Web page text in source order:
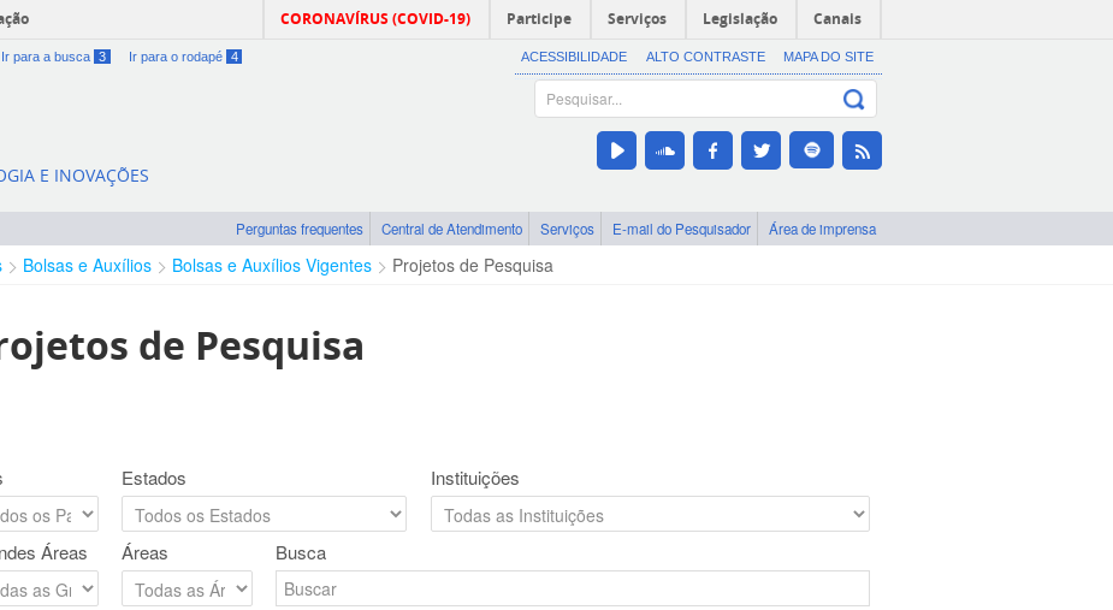
CORONAVÍRUS (COVID-19) Participe Serviços Legislação Canais
Ir para a busca 3 Ir para o rodapé 4 ACESSIBILIDADE ALTO CONTRASTE MAPA DO SITE
E INOVAÇÕES
Perguntas frequentes Central de Atendimento Serviços E-mail do Pesquisador Área de imprensa
Bolsas e Auxílios Bolsas e Auxílios Vigentes Projetos de Pesquisa
de Pesquisa
Estados Instituições
Áreas Áreas Busca